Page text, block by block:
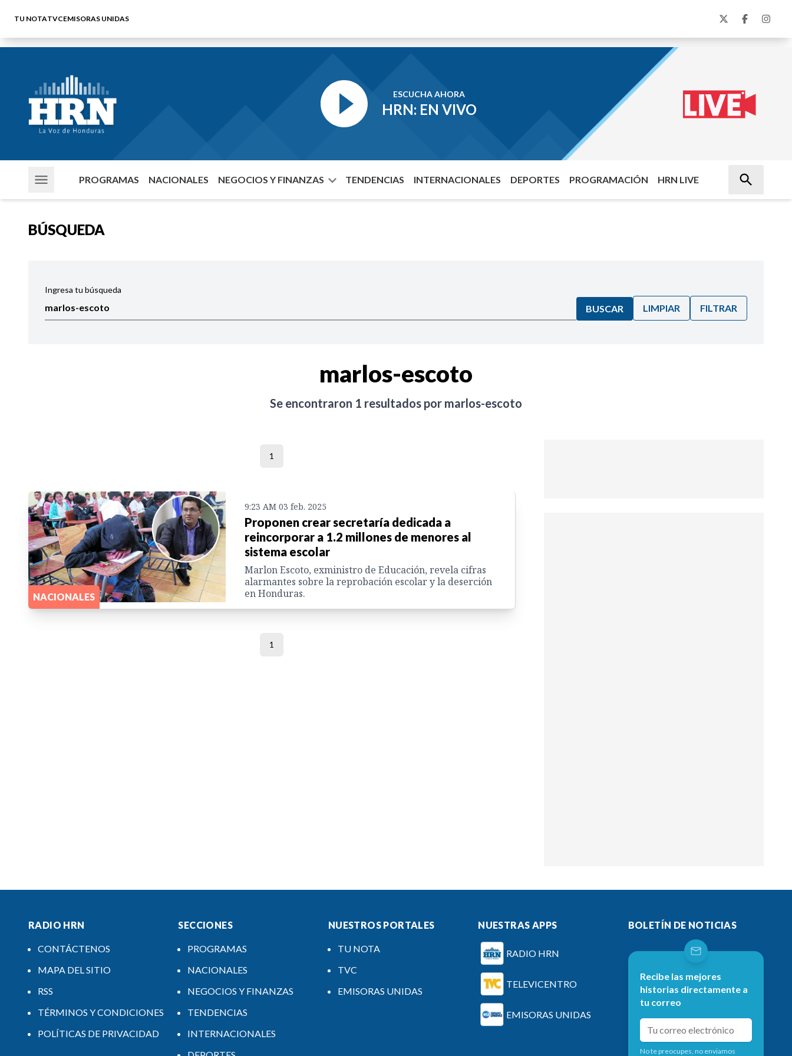
TU NOTATVCEMISORAS UNIDAS
ESCUCHA AHORA
HRN: EN VIVO
PROGRAMAS NACIONALES NEGOCIOS Y FINANZAS TENDENCIAS INTERNACIONALES DEPORTES PROGRAMACIÓN HRN LIVE
BÚSQUEDA
Ingresa tu búsqueda
BUSCAR LIMPIAR FILTRAR
marlos-escoto
Se encontraron 1 resultados por marlos-escoto
1
NACIONALES
9:23 AM 03 feb. 2025
Proponen crear secretaría dedicada a
reincorporar a 1.2 millones de menores al
sistema escolar
Marlon Escoto, exministro de Educación, revela cifras
alarmantes sobre la reprobación escolar y la deserción
en Honduras.
1
RADIO HRN
CONTÁCTENOS
MAPA DEL SITIO
RSS
TÉRMINOS Y CONDICIONES
POLÍTICAS DE PRIVACIDAD
SECCIONES
PROGRAMAS
NACIONALES
NEGOCIOS Y FINANZAS
TENDENCIAS
INTERNACIONALES
NUESTROS PORTALES
TU NOTA
TVC
EMISORAS UNIDAS
NUESTRAS APPS
RADIO HRN
TELEVICENTRO
EMISORAS UNIDAS
BOLETÍN DE NOTICIAS
Recibe las mejores
historias directamente a
tu correo
No te preocupes, no enviamos